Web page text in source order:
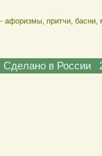
афоризмы, притчи,
Сделано в России